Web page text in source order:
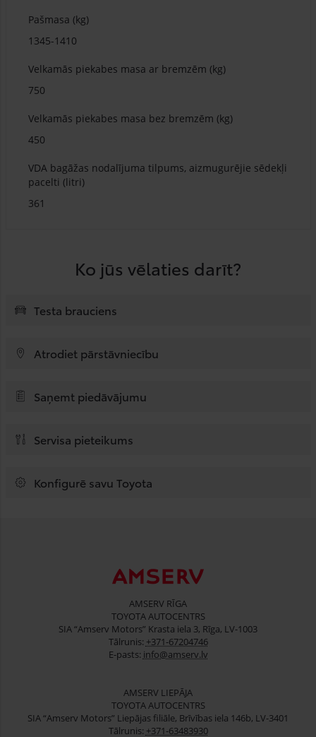
Pašmasa (kg)
1345-1410
Velkamās piekabes masa ar bremzēm (kg)
750
Velkamās piekabes masa bez bremzēm (kg)
450
VDA bagāžas nodalījuma tilpums, aizmugurējie sēdekļi
pacelti (litri)
361
Ko jūs vēlaties darīt?
Testa brauciens
Atrodiet pārstāvniecību
Saņemt piedāvājumu
Servisa pieteikums
Konfigurē savu Toyota
AMSERV RĪGA
TOYOTA AUTOCENTRS
SIA “Amserv Motors” Krasta iela 3, Rīga, LV-1003
Tālrunis: +371-67204746
E-pasts: info@amserv.lv
AMSERV LIEPĀJA
TOYOTA AUTOCENTRS
SIA “Amserv Motors” Liepājas filiāle, Brīvības iela 146b, LV-3401
Tālrunis: +371-63483930